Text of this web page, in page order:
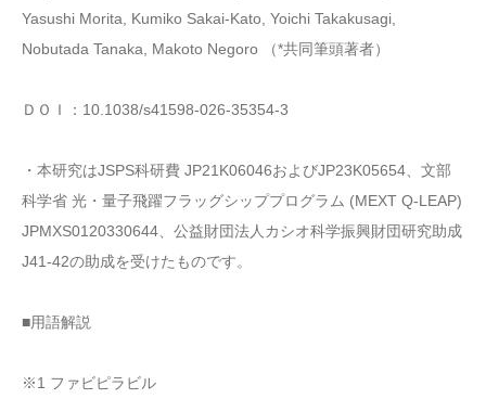
Yasushi Morita, Kumiko Sakai-Kato, Yoichi Takakusagi,
Nobutada Tanaka, Makoto Negoro （*共同筆頭著者）
ＤＯＩ：10.1038/s41598-026-35354-3
・本研究はJSPS科研費 JP21K06046およびJP23K05654、文部
科学省 光・量子飛躍フラッグシッププログラム (MEXT Q-LEAP)
JPMXS0120330644、公益財団法人カシオ科学振興財団研究助成
J41-42の助成を受けたものです。
■用語解説
※1 ファビピラビル